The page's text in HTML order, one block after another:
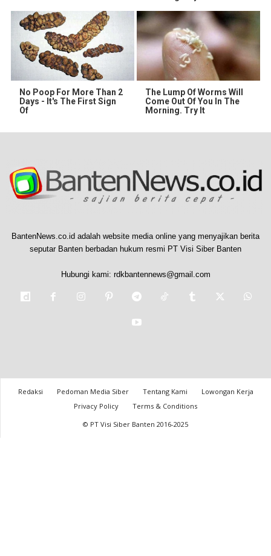
No Poop For More Than 2
Days - It's The First Sign
Of
The Lump Of Worms Will
Come Out Of You In The
Morning. Try It
BantenNews.co.id adalah website media online yang menyajikan berita
seputar Banten berbadan hukum resmi PT Visi Siber Banten
Hubungi kami: rdkbantennews@gmail.com
Redaksi Pedoman Media Siber Tentang Kami
Lowongan Kerja
Privacy Policy
Terms & Conditions
© PT Visi Siber Banten 2016-2025